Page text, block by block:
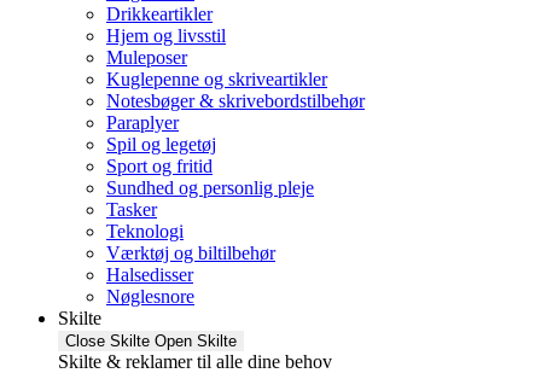
Drikkeartikler
Hjem og livsstil
Muleposer
Kuglepenne og skriveartikler
Notesbøger & skrivebordstilbehør
Paraplyer
Spil og legetøj
Sport og fritid
Sundhed og personlig pleje
Tasker
Teknologi
Værktøj og biltilbehør
Halsedisser
Nøglesnore
Skilte
Close Skilte Open Skilte
Skilte & reklamer til alle dine behov